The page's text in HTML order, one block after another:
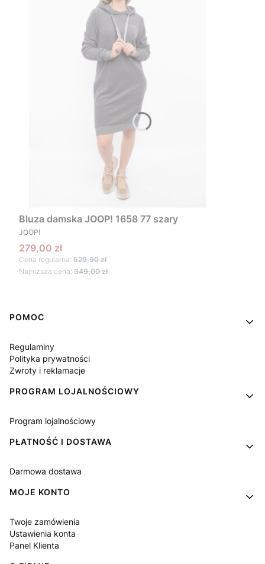
Bluza damska JOOP! 1658 77 szary
PRODUCENT
JOOP!
Cena promocyjna
279,00 zł
Cena regularna: 529,90 zł
Najniższa cena: 349,00 zł
Linki w stopce
POMOC
Regulaminy
Polityka prywatności
Zwroty i reklamacje
PROGRAM LOJALNOŚCIOWY
Program lojalnościowy
PŁATNOŚĆ I DOSTAWA
Darmowa dostawa
MOJE KONTO
Twoje zamówienia
Ustawienia konta
Panel Klienta